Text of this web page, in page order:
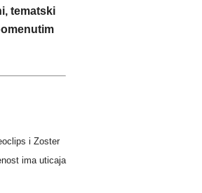
tematski
i Zoster
ima uticaja